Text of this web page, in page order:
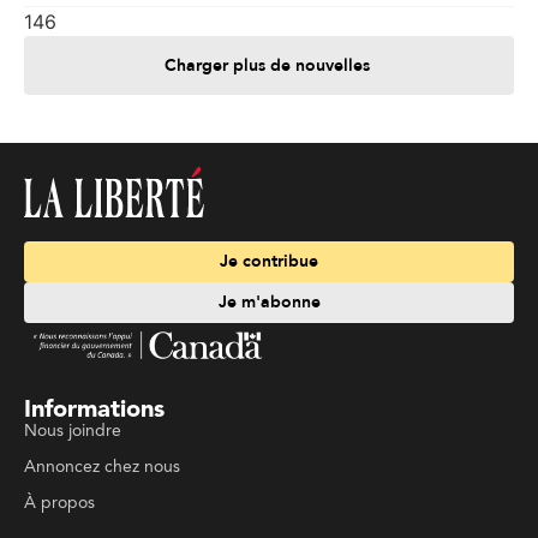
146
Charger plus de nouvelles
Je contribue
Je m'abonne
Informations
Nous joindre
Annoncez chez nous
À propos